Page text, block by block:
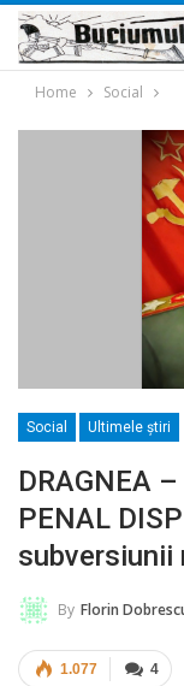
Home Social
Social Ultimele ştiri
DRAGNEA
PENAL
subversiunii
By Florin
4
1.077